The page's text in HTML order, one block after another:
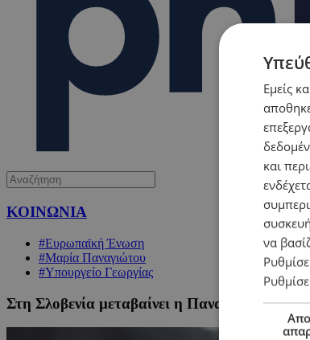
ΚΟΙΝΩΝΙΑ
#Ευρωπαϊκή Ένωση
#Μαρία Παναγιώτου
#Υπουργείο Γεωργίας
Στη Σλοβενία μεταβαίνει η Παναγιώτου
Εμείς
και
να